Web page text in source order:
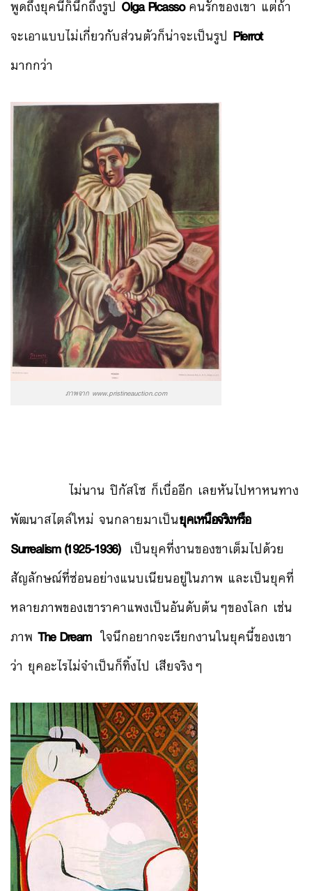
พูดถึงยุคนี้ก็นึกถึงรูป Olga Picassoคนรักของเขา แต่ถ้า
จะเอาแบบไม่เกี่ยวกับส่วนตัวก็น่าจะเป็นรูป Pierrot
มากกว่า
ภาพจาก www.pristineauction.com
ไม่นาน ปิกัสโซ ก็เบื่ออีก เลยหันไปหาหนทาง
พัฒนาสไตล์ใหม่ จนกลายมาเป็นยุคเหนือจริงหรือ
Surrealism (1925-1936)เป็นยุคที่งานของขาเต็มไปด้วย
สัญลักษณ์ที่ซ่อนอย่างแนบเนียนอยู่ในภาพ และเป็นยุคที่
หลายภาพของเขาราคาแพงเป็นอันดับต้นๆของโลก เช่น
ภาพ The Dreamใจนึกอยากจะเรียกงานในยุคนี้ของเขา
ว่า ยุคอะไรไม่จำเป็นก็ทิ้งไป เสียจริงๆ